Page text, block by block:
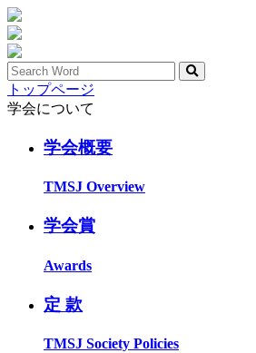
トップページ
学会について
学会概要
TMSJ Overview
学会賞
Awards
定 款
TMSJ Society Policies